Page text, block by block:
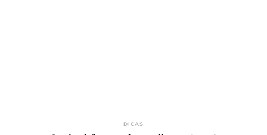
DICAS